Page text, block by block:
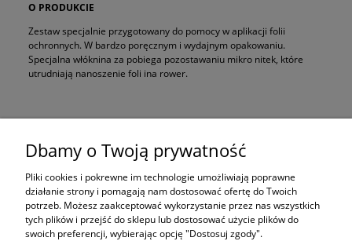
O PRODUKCIE
Zestaw specjalnie przygotowany do pomocy w aplikacji folii
ochronnych. W bardzo poręcznym i wydajnym opakowaniu.
Specjalna włóknina za pobiega pozostawaniu mikro nitek, które
utrudniają nanoszenie foli ina rower.
Pomoc
Moje konto
Dbamy o Twoją prywatność
Pliki cookies i pokrewne im technologie umożliwiają poprawne
działanie strony i pomagają nam dostosować ofertę do Twoich
potrzeb. Możesz zaakceptować wykorzystanie przez nas wszystkich
tych plików i przejść do sklepu lub dostosować użycie plików do
swoich preferencji, wybierając opcję "Dostosuj zgody".